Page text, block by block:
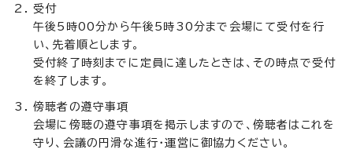
受付
午後5時00分から午後5時30分まで会場にて受付を行
い、先着順とします。
受付終了時刻までに定員に達したときは、その時点で受付
を終了します。
傍聴者の遵守事項
会場に傍聴の遵守事項を掲示しますので、傍聴者はこれを
守り、会議の円滑な進行・運営に御協力ください。